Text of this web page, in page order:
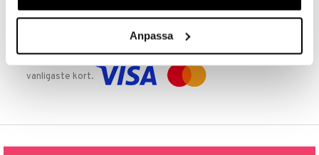
Anpassa
Läkemedelsverket gällande försäljning av läkemedel.
TRYGGA KÖP
Handla tryggt & säkert via faktura, delbetalning eller marknadens
vanligaste kort.